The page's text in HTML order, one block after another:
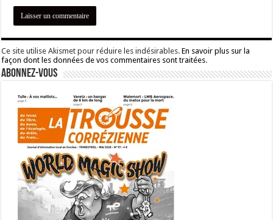
Ce site utilise Akismet pour réduire les indésirables.En savoir plus sur la
façon dont les données de vos commentaires sont traitées.
Abonnez-vous